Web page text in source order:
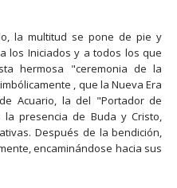
la multitud se pone de pie y
los Iniciados y a todos los que
hermosa "ceremonia de la
, que la Nueva Era
Acuario, la del "Portador de
la presencia de Buda y Cristo,
Después de la bendición,
encaminándose hacia sus